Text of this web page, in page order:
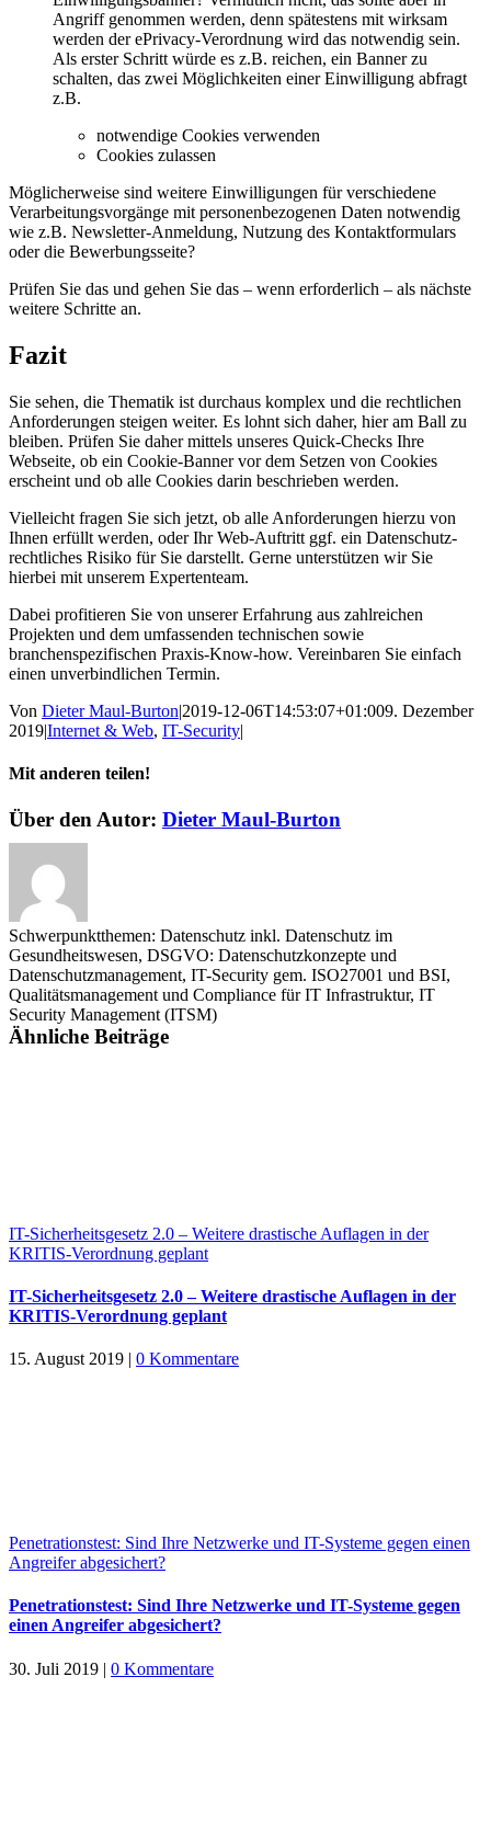
Angriff genommen werden, denn spätestens mit wirksam
werden der ePrivacy-Verordnung wird das notwendig sein.
Als erster Schritt würde es z.B. reichen, ein Banner zu
schalten, das zwei Möglichkeiten einer Einwilligung abfragt
z.B.
notwendige Cookies verwenden
Cookies zulassen
Möglicherweise sind weitere Einwilligungen für verschiedene
Verarbeitungsvorgänge mit personenbezogenen Daten notwendig
wie z.B. Newsletter-Anmeldung, Nutzung des Kontaktformulars
oder die Bewerbungsseite?
Prüfen Sie das und gehen Sie das – wenn erforderlich – als nächste
weitere Schritte an.
Fazit
Sie sehen, die Thematik ist durchaus komplex und die rechtlichen
Anforderungen steigen weiter. Es lohnt sich daher, hier am Ball zu
bleiben. Prüfen Sie daher mittels unseres Quick-Checks Ihre
Webseite, ob ein Cookie-Banner vor dem Setzen von Cookies
erscheint und ob alle Cookies darin beschrieben werden.
Vielleicht fragen Sie sich jetzt, ob alle Anforderungen hierzu von
Ihnen erfüllt werden, oder Ihr Web-Auftritt ggf. ein Datenschutz-
rechtliches Risiko für Sie darstellt. Gerne unterstützen wir Sie
hierbei mit unserem Expertenteam.
Dabei profitieren Sie von unserer Erfahrung aus zahlreichen
Projekten und dem umfassenden technischen sowie
branchenspezifischen Praxis-Know-how. Vereinbaren Sie einfach
einen unverbindlichen Termin.
Von Dieter Maul-Burton|2019-12-06T14:53:07+01:009. Dezember
2019|Internet & Web, IT-Security|
Mit anderen teilen!
Facebook
X
LinkedIn
WhatsApp
Pinterest
E-
Über den Autor: Dieter Maul-Burton
Schwerpunktthemen: Datenschutz inkl. Datenschutz im
Gesundheitswesen, DSGVO: Datenschutzkonzepte und
Datenschutzmanagement, IT-Security gem. ISO27001 und BSI,
Qualitätsmanagement und Compliance für IT Infrastruktur, IT
Security Management (ITSM)
Ähnliche Beiträge
IT-Sicherheitsgesetz 2.0 – Weitere drastische Auflagen in der
KRITIS-Verordnung geplant
IT-Sicherheitsgesetz 2.0 – Weitere drastische Auflagen in der
KRITIS-Verordnung geplant
15. August 2019 | 0 Kommentare
Penetrationstest: Sind Ihre Netzwerke und IT-Systeme gegen einen
Angreifer abgesichert?
Penetrationstest: Sind Ihre Netzwerke und IT-Systeme gegen
einen Angreifer abgesichert?
30. Juli 2019 | 0 Kommentare